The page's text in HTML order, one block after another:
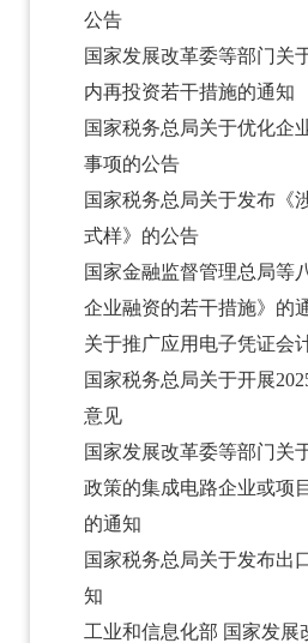
公告
国家发展改革委等部门关
内再投资若干措施的通知
国家税务总局关于优化企
事项的公告
国家税务总局关于发布《
式样》的公告
国家金融监督管理总局等
企业融资的若干措施》的
关于推广应用电子凭证会
国家税务总局关于开展
意见
国家发展改革委等部门关
政策的集成电路企业或项
的通知
国家税务总局关于发布出
知
工业和信息化部 国家发展